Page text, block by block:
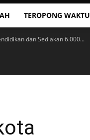
TEROPONG WAKTU
dan Sediakan 6.000...